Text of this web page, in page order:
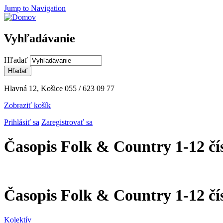
Jump to Navigation
Vyhľadávanie
Hľadať
Hlavná 12, Košice 055 / 623 09 77
Zobraziť košík
Prihlásiť sa Zaregistrovať sa
Časopis Folk & Country 1-12
Časopis Folk & Country 1-12
Kolektív